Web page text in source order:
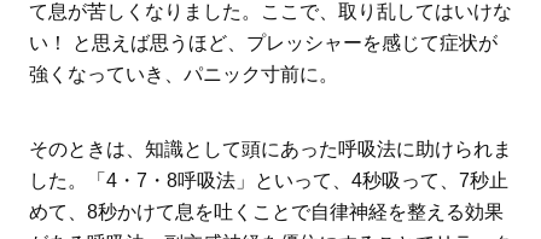
て息が苦しくなりました。ここで、取り乱してはいけな
い！ と思えば思うほど、プレッシャーを感じて症状が
強くなっていき、パニック寸前に。
そのときは、知識として頭にあった呼吸法に助けられま
した。「4・7・8呼吸法」といって、4秒吸って、7秒止
めて、8秒かけて息を吐くことで自律神経を整える効果